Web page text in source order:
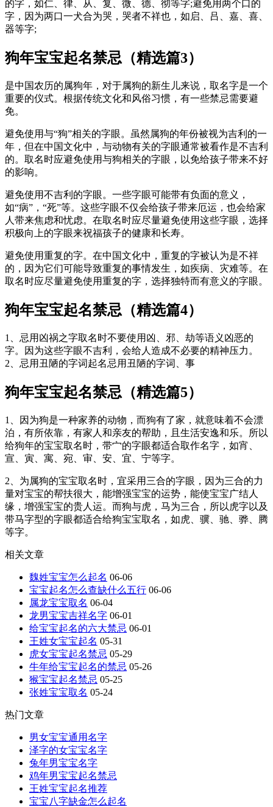
的字，如仁、律、从、复、微、德、彻等字;避免用两个口的
字，因为两口一犬合为哭，哭者不祥也，如启、吕、嘉、喜、
器等字;
狗年宝宝起名禁忌（精选篇3）
是中国农历的属狗年，对于属狗的新生儿来说，取名字是一个
重要的仪式。根据传统文化和风俗习惯，有一些禁忌需要避
免。
避免使用与“狗”相关的字眼。虽然属狗的年份被视为吉利的一
年，但在中国文化中，与动物有关的字眼通常被看作是不吉利
的。取名时应避免使用与狗相关的字眼，以免给孩子带来不好
的影响。
避免使用不吉利的字眼。一些字眼可能带有负面的意义，
如“病”，“死”等。这些字眼不仅会给孩子带来厄运，也会给家
人带来焦虑和忧虑。在取名时应尽量避免使用这些字眼，选择
积极向上的字眼来祝福孩子的健康和长寿。
避免使用重复的字。在中国文化中，重复的字被认为是不祥
的，因为它们可能导致重复的事情发生，如疾病、灾难等。在
取名时应尽量避免使用重复的字，选择独特而有意义的字眼。
狗年宝宝起名禁忌（精选篇4）
1、忌用凶祸之字取名时不要使用凶、邪、劫等语义凶恶的
字。因为这些字眼不吉利，会给人造成不必要的精神压力。
2、忌用丑陋的字词起名忌用丑陋的字词、事
狗年宝宝起名禁忌（精选篇5）
1、因为狗是一种家养的动物，而狗有了家，就意味着不会漂
泊，有所依靠，有家人和亲友的帮助，且生活安逸和乐。所以
给狗年的宝宝取名时，带宀的字眼都适合取作名字，如宵、
宣、寅、寓、宛、审、安、宜、宁等字。
2、为属狗的宝宝取名时，宜采用三合的字眼，因为三合的力
量对宝宝的帮扶很大，能增强宝宝的运势，能使宝宝广结人
缘，增强宝宝的贵人运。而狗与虎，马为三合，所以虎字以及
带马字型的字眼都适合给狗宝宝取名，如虎、骥、驰、骅、腾
等字。
相关文章
魏姓宝宝怎么起名 06-06
宝宝起名怎么查缺什么五行 06-06
属龙宝宝取名 06-04
龙男宝宝吉祥名字 06-01
给宝宝起名的六大禁忌 06-01
王姓女宝宝起名 05-31
虎女宝宝起名禁忌 05-29
牛年给宝宝起名的禁忌 05-26
猴宝宝起名禁忌 05-25
张姓宝宝取名 05-24
热门文章
男女宝宝通用名字
泽字的女宝宝名字
兔年男宝宝名字
鸡年男宝宝起名禁忌
王姓宝宝起名推荐
宝宝八字缺金怎么起名